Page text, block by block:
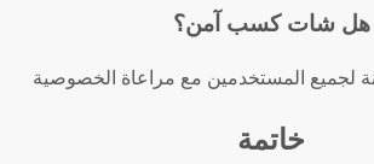
هل شات كسب آمن؟
خاتمة